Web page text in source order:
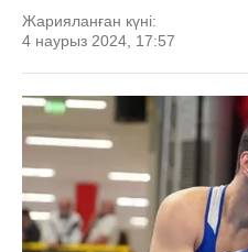
Жарияланған күні:
4 наурыз 2024, 17:57